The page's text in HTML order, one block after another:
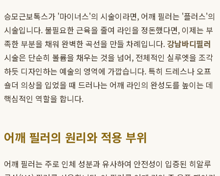
승모근보톡스가 '마이너스'의 시술이라면, 어깨 필러는 '플러스'의
시술입니다. 불필요한 근육을 줄여 라인을 정돈했다면, 이제는 부
족한 부분을 채워 완벽한 곡선을 만들 차례입니다. 강남바디필러
시술은 단순히 볼륨을 채우는 것을 넘어, 전체적인 실루엣을 조각
하듯 디자인하는 예술의 영역에 가깝습니다. 특히 드레스나 오프
숄더 의상을 입었을 때 드러나는 어깨 라인의 완성도를 높이는 데
핵심적인 역할을 합니다.
어깨 필러의 원리와 적용 부위
어깨 필러는 주로 인체 성분과 유사하여 안전성이 입증된 히알루